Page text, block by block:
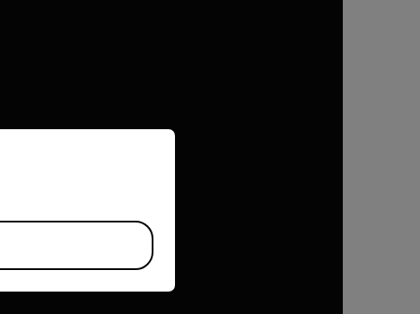
version of our website.